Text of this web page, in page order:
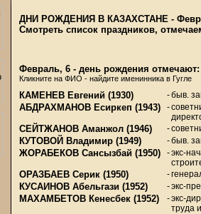
ДНИ РОЖДЕНИЯ В КАЗАХСТАНЕ -
Смотреть список праздников,
Февраль, 6 - день рождения отмечают:
Кликните на ФИО - найдите именинника в Гугле
КАМЕНЕВ Евгений (1930) -быв.
АБДРАХМАНОВ Есиркеп (1943) -
СЕЙТЖАНОВ Аманжол (1946) -
КУТОВОЙ Владимир (1949) -быв.
ЖОРАБЕКОВ Сансызбай (1950) -экс-
ОРАЗБАЕВ Серик (1950) -
КУСАИНОВ Абельгази (1952) -экс-
МАХАМБЕТОВ Кенесбек (1952) -экс-
труда